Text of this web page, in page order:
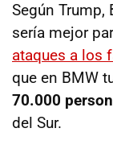
Según
sería mejor
ataques a los
que en BMW
70.000
del Sur.